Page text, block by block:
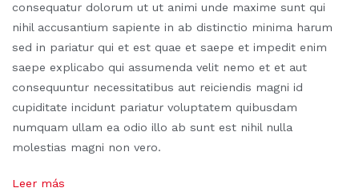
consequatur dolorum ut ut animi unde maxime sunt qui
nihil accusantium sapiente in ab distinctio minima harum
sed in pariatur qui et est quae et saepe et impedit enim
saepe explicabo qui assumenda velit nemo et et aut
consequuntur necessitatibus aut reiciendis magni id
cupiditate incidunt pariatur voluptatem quibusdam
numquam ullam ea odio illo ab sunt est nihil nulla
molestias magni non vero.
Leer más